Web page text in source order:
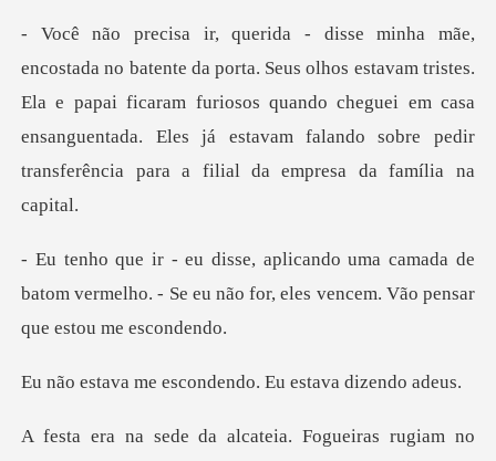
estavam tristes.
Ela e papai ficaram furiosos quando cheguei em casa
ensanguentada. Eles j
amada de
batom vermelho. - Se eu não for, ele
escondendo. Eu es